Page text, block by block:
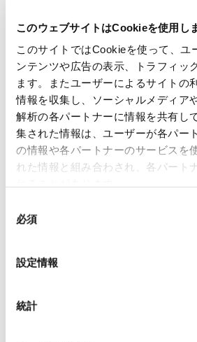
このウェブサイトはCookieを使用し
このサイトではCookieを使って、ユ
ンテンツや広告の表示、トラフィッ
ます。またユーザーによるサイトの
情報を収集し、ソーシャルメディア
解析の各パートナーに情報を共有し
集された情報は、ユーザーが各パー
の情報や各パートナーのサービスを
れた情報と組み合わされ、各パート
必須
設定情報
統計
めながら、より多くの産業課題
AIが人と社会に寄り添うかたち
未来を目指してまいります。
学校法人新潟総合学園 事業創
黒田 達也
本協業は、今年度より本学が標
型ビジネススクール」の発露
回開発されたシステムは、特
を担うものであり、本システ
化をもたらすのか、マクロの